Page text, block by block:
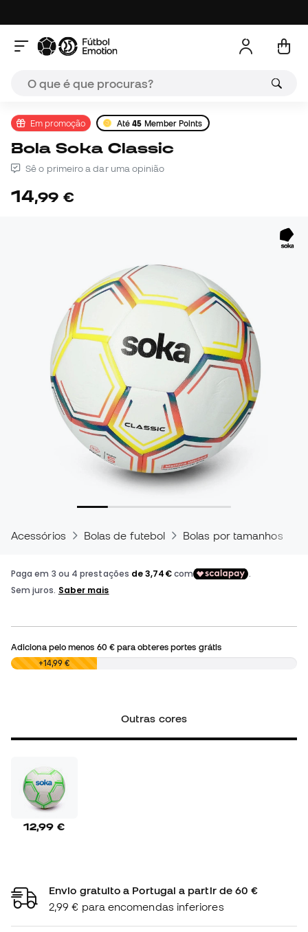
Em promoção Até45 Member Points
Bola Soka Classic
Sê o primeiro a dar uma opinião
14,99 €
Acessórios Bolas de futebol Bolas por tamanhos
Adiciona pelo menos 60 €para obteres portes grátis
0,00 € +14,99 €
Outras cores
12,99 €
Envio gratuito a Portugal a partir de 60 €
2,99 € para encomendas inferiores